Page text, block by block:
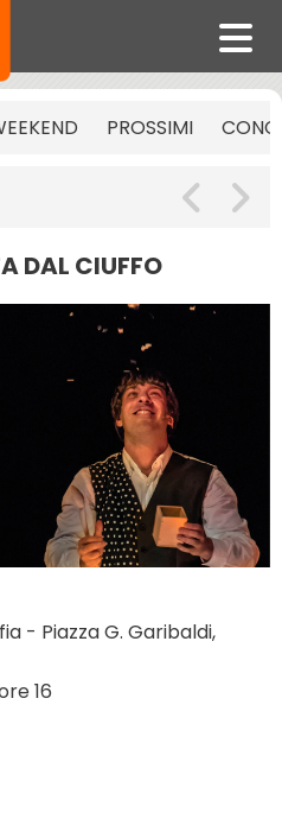
PROSSIMI
DAL CIUFFO
- Piazza G. Garibaldi,
16